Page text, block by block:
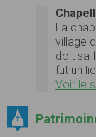
La
village
doit sa
fut un
Voir le